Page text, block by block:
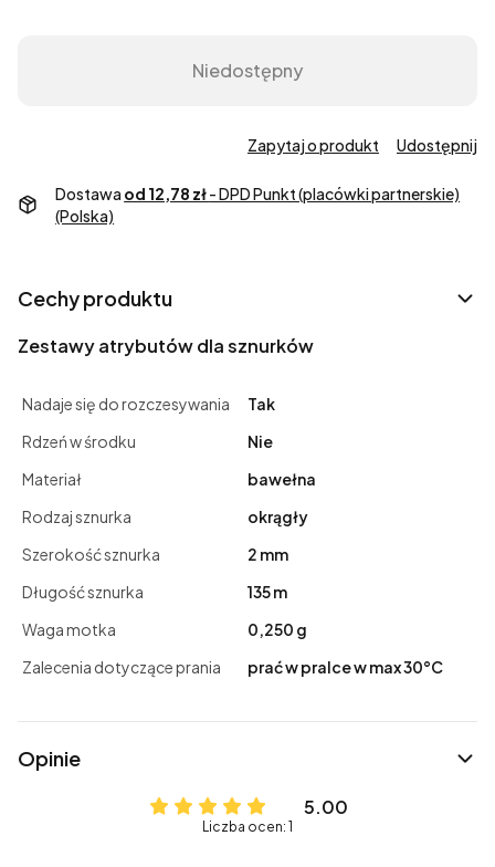
Niedostępny
Zapytaj o produkt Udostępnij
Dostawa od 12,78 zł- DPD Punkt (placówki partnerskie)
(Polska)
Cechy produktu
Zestawy atrybutów dla sznurków
Nadaje się do rozczesywania
Tak
Rdzeń w środku
Nie
Materiał
bawełna
Rodzaj sznurka
okrągły
Szerokość sznurka
2 mm
Długość sznurka
135 m
Waga motka
0,250 g
Zalecenia dotyczące prania
prać w pralce w max 30°C
Opinie
5.00
Liczba ocen: 1